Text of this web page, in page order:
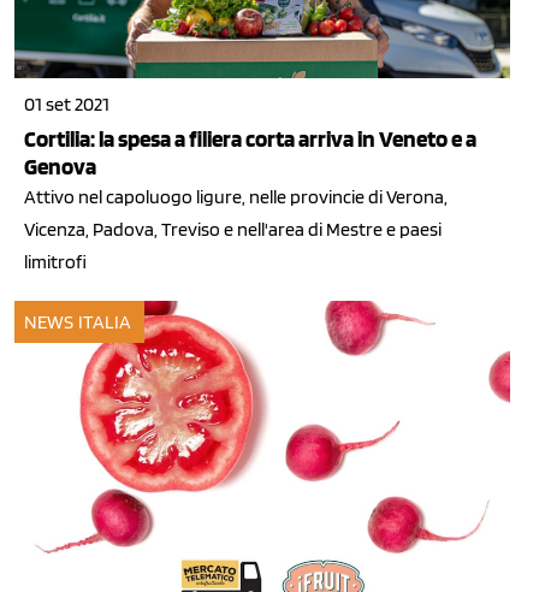
01 set 2021
Cortilia: la spesa a filiera corta arriva in Veneto e a
Genova
Attivo nel capoluogo ligure, nelle provincie di Verona,
Vicenza, Padova, Treviso e nell'area di Mestre e paesi
limitrofi
NEWS ITALIA